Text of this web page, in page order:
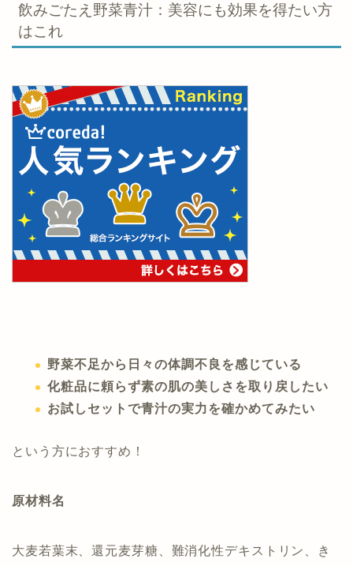
飲みごたえ野菜青汁：美容にも効果を得たい方
はこれ
野菜不足から日々の体調不良を感じている
化粧品に頼らず素の肌の美しさを取り戻したい
お試しセットで青汁の実力を確かめてみたい
という方におすすめ！
原材料名
大麦若葉末、還元麦芽糖、難消化性デキストリン、き